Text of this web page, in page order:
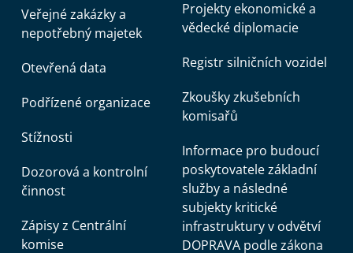
Veřejné zakázky a
nepotřebný majetek
Otevřená data
Podřízené organizace
Stížnosti
Dozorová a kontrolní
činnost
Zápisy z Centrální
komise
Projekty ekonomické a
vědecké diplomacie
Registr silničních vozidel
Zkoušky zkušebních
komisařů
Informace pro budoucí
poskytovatele základní
služby a následné
subjekty kritické
infrastruktury v odvětví
DOPRAVA podle zákona